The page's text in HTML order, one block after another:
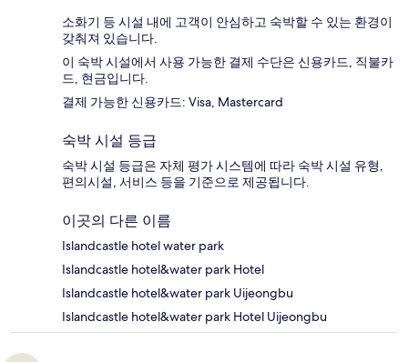
소화기 등 시설 내에 고객이 안심하고 숙박할 수 있는 환경이
갖춰져 있습니다.
이 숙박 시설에서 사용 가능한 결제 수단은 신용카드, 직불카
드, 현금입니다.
결제 가능한 신용카드: Visa, Mastercard
숙박 시설 등급
숙박 시설 등급은 자체 평가 시스템에 따라 숙박 시설 유형,
편의시설, 서비스 등을 기준으로 제공됩니다.
이곳의 다른 이름
Islandcastle hotel water park
Islandcastle hotel&water park Hotel
Islandcastle hotel&water park Uijeongbu
Islandcastle hotel&water park Hotel Uijeongbu